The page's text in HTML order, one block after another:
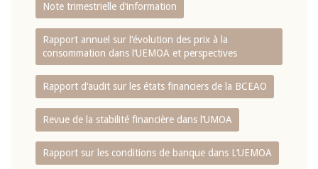
Note trimestrielle d‘information
Rapport annuel sur l‘évolution des prix à la
consommation dans l‘UEMOA et perspectives
Rapport d‘audit sur les états financiers de la BCEAO
Revue de la stabilité financière dans l‘UMOA
Rapport sur les conditions de banque dans L‘UEMOA